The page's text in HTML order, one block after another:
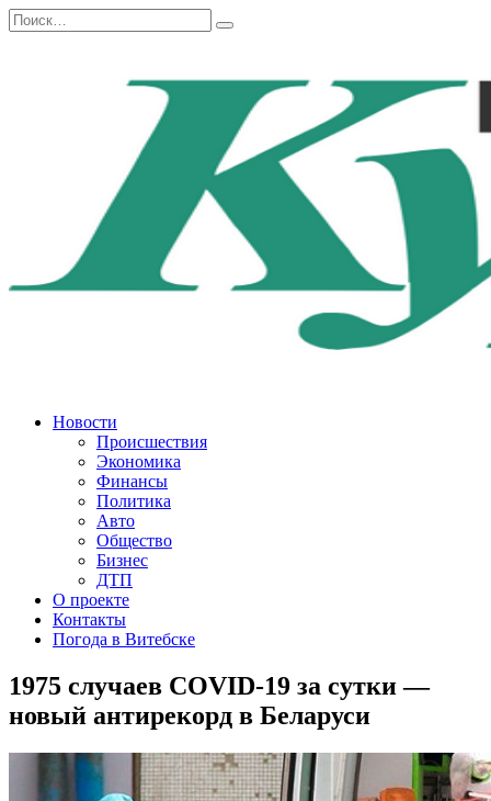
Перейти
к
Search
for:
Новости
Происшествия
Экономика
Финансы
Политика
Авто
Общество
Бизнес
ДТП
О проекте
Контакты
Погода в Витебске
1975 случаев COVID-19 за сутки —
новый антирекорд в Беларуси